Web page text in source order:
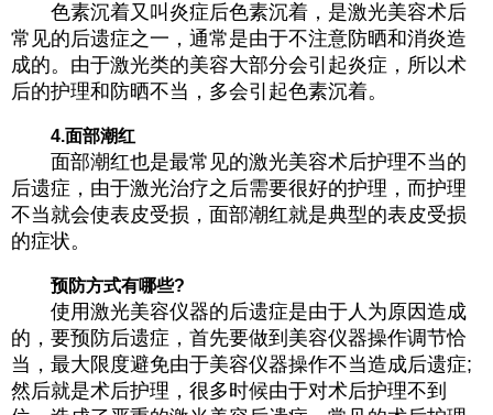
色素沉着又叫炎症后色素沉着，是激光美容术后
常见的后遗症之一，通常是由于不注意防晒和消炎造
成的。由于激光类的美容大部分会引起炎症，所以术
后的护理和防晒不当，多会引起色素沉着。
4.面部潮红
面部潮红也是最常见的激光美容术后护理不当的
后遗症，由于激光治疗之后需要很好的护理，而护理
不当就会使表皮受损，面部潮红就是典型的表皮受损
的症状。
预防方式有哪些?
使用激光美容仪器的后遗症是由于人为原因造成
的，要预防后遗症，首先要做到美容仪器操作调节恰
当，最大限度避免由于美容仪器操作不当造成后遗症;
然后就是术后护理，很多时候由于对术后护理不到